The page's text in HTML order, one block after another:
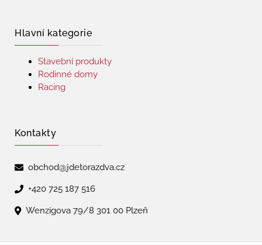
Hlavní kategorie
Stavební produkty
Rodinné domy
Racing
Kontakty
obchod@jdetorazdva.cz
+420 725 187 516
Wenzigova 79/8 301 00 Plzeň